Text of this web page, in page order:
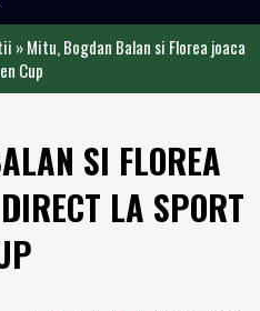
»Mitu, Bogdan Balan si Florea joaca
Cup
SI FLOREA
LA SPORT